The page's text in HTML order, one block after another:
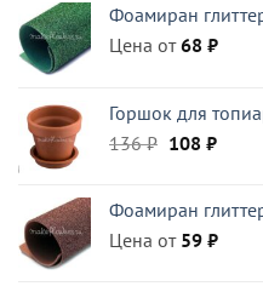
Фоамиран
Цена от68 ₽
Горшок для
136₽
136 ₽.
108 ₽
Фоамиран
Цена от 59 ₽